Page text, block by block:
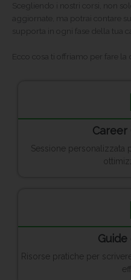
Scegliendo i nostri corsi, non
aggiornate, ma potrai contare
supporta in ogni fase della tua
Ecco cosa ti offriamo per fare la
Career
Sessione
Risorse pratiche per